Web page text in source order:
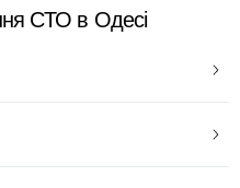
СТО в Одесі